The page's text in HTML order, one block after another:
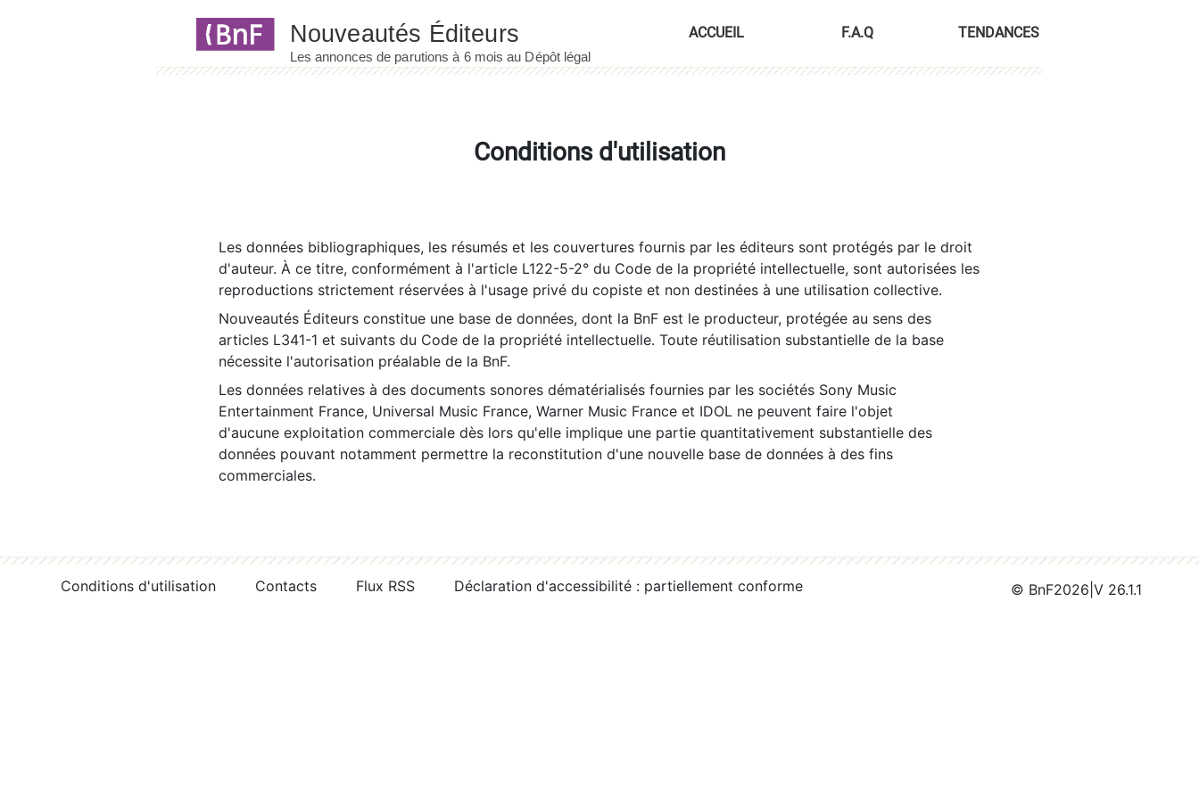
ACCUEIL F.A.Q TENDANCES
Conditions d'utilisation
Les données bibliographiques, les résumés et les couvertures fournis par les éditeurs sont protégés par le droit
d'auteur. À ce titre, conformément à l'article L122-5-2° du Code de la propriété intellectuelle, sont autorisées les
reproductions strictement réservées à l'usage privé du copiste et non destinées à une utilisation collective.
Nouveautés Éditeurs constitue une base de données, dont la BnF est le producteur, protégée au sens des
articles L341-1 et suivants du Code de la propriété intellectuelle. Toute réutilisation substantielle de la base
nécessite l'autorisation préalable de la BnF.
Les données relatives à des documents sonores dématérialisés fournies par les sociétés Sony Music
Entertainment France, Universal Music France, Warner Music France et IDOL ne peuvent faire l'objet
d'aucune exploitation commerciale dès lors qu'elle implique une partie quantitativement substantielle des
données pouvant notamment permettre la reconstitution d'une nouvelle base de données à des fins
commerciales.
Conditions d'utilisation Contacts Flux RSS Déclaration d'accessibilité : partiellement conforme © BnF2026 V 26.1.1